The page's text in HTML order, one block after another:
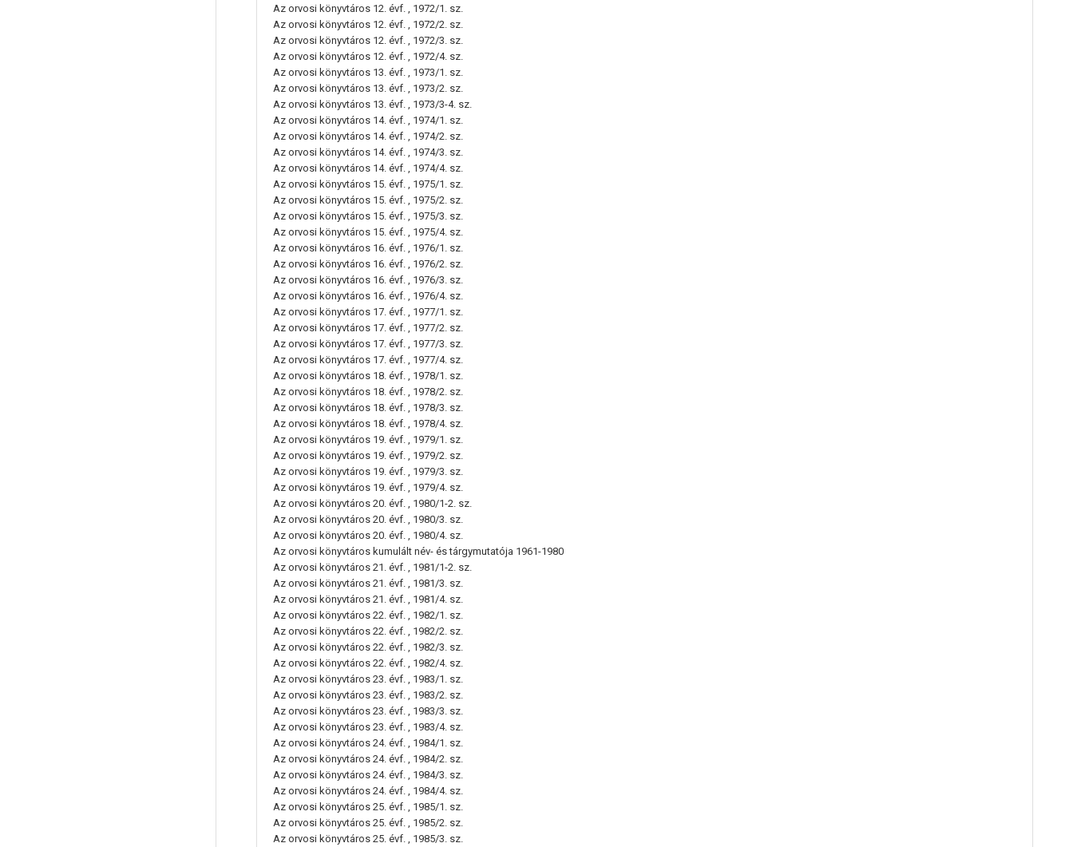
Az orvosi könyvtáros 12. évf. , 1972/1. sz.
Az orvosi könyvtáros 12. évf. , 1972/2. sz.
Az orvosi könyvtáros 12. évf. , 1972/3. sz.
Az orvosi könyvtáros 12. évf. , 1972/4. sz.
Az orvosi könyvtáros 13. évf. , 1973/1. sz.
Az orvosi könyvtáros 13. évf. , 1973/2. sz.
Az orvosi könyvtáros 13. évf. , 1973/3-4. sz.
Az orvosi könyvtáros 14. évf. , 1974/1. sz.
Az orvosi könyvtáros 14. évf. , 1974/2. sz.
Az orvosi könyvtáros 14. évf. , 1974/3. sz.
Az orvosi könyvtáros 14. évf. , 1974/4. sz.
Az orvosi könyvtáros 15. évf. , 1975/1. sz.
Az orvosi könyvtáros 15. évf. , 1975/2. sz.
Az orvosi könyvtáros 15. évf. , 1975/3. sz.
Az orvosi könyvtáros 15. évf. , 1975/4. sz.
Az orvosi könyvtáros 16. évf. , 1976/1. sz.
Az orvosi könyvtáros 16. évf. , 1976/2. sz.
Az orvosi könyvtáros 16. évf. , 1976/3. sz.
Az orvosi könyvtáros 16. évf. , 1976/4. sz.
Az orvosi könyvtáros 17. évf. , 1977/1. sz.
Az orvosi könyvtáros 17. évf. , 1977/2. sz.
Az orvosi könyvtáros 17. évf. , 1977/3. sz.
Az orvosi könyvtáros 17. évf. , 1977/4. sz.
Az orvosi könyvtáros 18. évf. , 1978/1. sz.
Az orvosi könyvtáros 18. évf. , 1978/2. sz.
Az orvosi könyvtáros 18. évf. , 1978/3. sz.
Az orvosi könyvtáros 18. évf. , 1978/4. sz.
Az orvosi könyvtáros 19. évf. , 1979/1. sz.
Az orvosi könyvtáros 19. évf. , 1979/2. sz.
Az orvosi könyvtáros 19. évf. , 1979/3. sz.
Az orvosi könyvtáros 19. évf. , 1979/4. sz.
Az orvosi könyvtáros 20. évf. , 1980/1-2. sz.
Az orvosi könyvtáros 20. évf. , 1980/3. sz.
Az orvosi könyvtáros 20. évf. , 1980/4. sz.
Az orvosi könyvtáros kumulált név- és tárgymutatója 1961-1980
Az orvosi könyvtáros 21. évf. , 1981/1-2. sz.
Az orvosi könyvtáros 21. évf. , 1981/3. sz.
Az orvosi könyvtáros 21. évf. , 1981/4. sz.
Az orvosi könyvtáros 22. évf. , 1982/1. sz.
Az orvosi könyvtáros 22. évf. , 1982/2. sz.
Az orvosi könyvtáros 22. évf. , 1982/3. sz.
Az orvosi könyvtáros 22. évf. , 1982/4. sz.
Az orvosi könyvtáros 23. évf. , 1983/1. sz.
Az orvosi könyvtáros 23. évf. , 1983/2. sz.
Az orvosi könyvtáros 23. évf. , 1983/3. sz.
Az orvosi könyvtáros 23. évf. , 1983/4. sz.
Az orvosi könyvtáros 24. évf. , 1984/1. sz.
Az orvosi könyvtáros 24. évf. , 1984/2. sz.
Az orvosi könyvtáros 24. évf. , 1984/3. sz.
Az orvosi könyvtáros 24. évf. , 1984/4. sz.
Az orvosi könyvtáros 25. évf. , 1985/1. sz.
Az orvosi könyvtáros 25. évf. , 1985/2. sz.
Az orvosi könyvtáros 25. évf. , 1985/3. sz.